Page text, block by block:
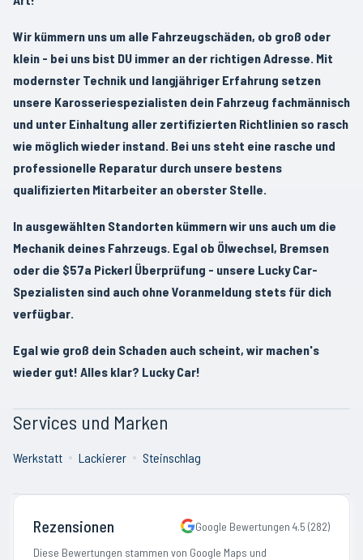
Wir kümmern uns um alle Fahrzeugschäden, ob groß oder
klein - bei uns bist DU immer an der richtigen Adresse. Mit
modernster Technik und langjähriger Erfahrung setzen
unsere Karosseriespezialisten dein Fahrzeug fachmännisch
und unter Einhaltung aller zertifizierten Richtlinien so rasch
wie möglich wieder instand. Bei uns steht eine rasche und
professionelle Reparatur durch unsere bestens
qualifizierten Mitarbeiter an oberster Stelle.
In ausgewählten Standorten kümmern wir uns auch um die
Mechanik deines Fahrzeugs. Egal ob Ölwechsel, Bremsen
oder die $57a Pickerl Überprüfung - unsere Lucky Car-
Spezialisten sind auch ohne Voranmeldung stets für dich
verfügbar.
Egal wie groß dein Schaden auch scheint, wir machen's
wieder gut! Alles klar? Lucky Car!
Services und Marken
Werkstatt Lackierer Steinschlag
Rezensionen Google Bewertungen 4.5 (282)
Diese Bewertungen stammen von Google Maps und